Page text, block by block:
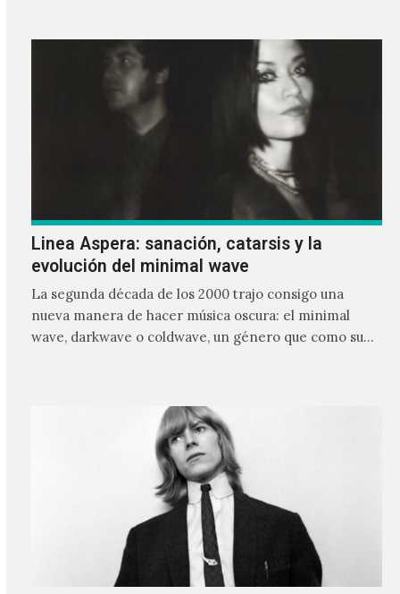
Linea Aspera: sanación, catarsis y la
evolución del minimal wave
La segunda década de los 2000 trajo consigo una
nueva manera de hacer música oscura: el minimal
wave, darkwave o coldwave, un género que como su